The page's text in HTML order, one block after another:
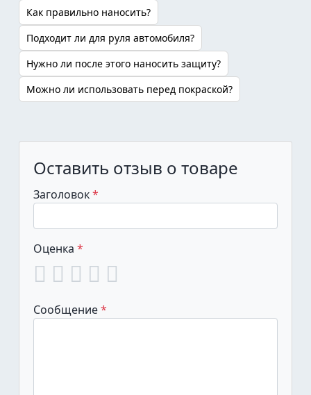
Как правильно наносить?
Подходит ли для руля автомобиля?
Нужно ли после этого наносить защиту?
Можно ли использовать перед покраской?
Оставить отзыв о товаре
Заголовок
Оценка
Сообщение